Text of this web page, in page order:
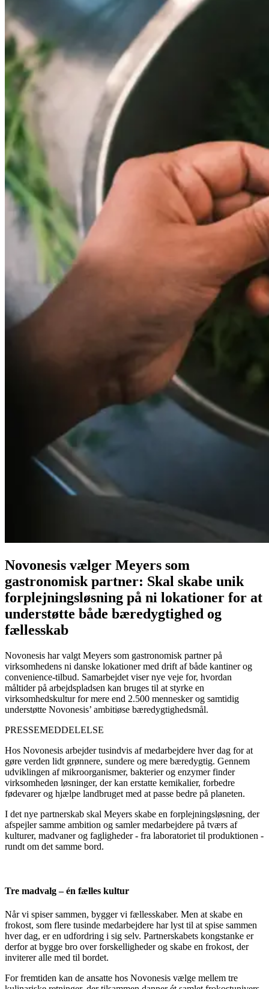
Novonesis vælger Meyers som
gastronomisk partner: Skal skabe unik
forplejningsløsning på ni lokationer for at
understøtte både bæredygtighed og
fællesskab
Novonesis har valgt Meyers som gastronomisk partner på
virksomhedens ni danske lokationer med drift af både kantiner og
convenience-tilbud. Samarbejdet viser nye veje for, hvordan
måltider på arbejdspladsen kan bruges til at styrke en
virksomhedskultur for mere end 2.500 mennesker og samtidig
understøtte Novonesis’ ambitiøse bæredygtighedsmål.
PRESSEMEDDELELSE
Hos Novonesis arbejder tusindvis af medarbejdere hver dag for at
gøre verden lidt grønnere, sundere og mere bæredygtig. Gennem
udviklingen af mikroorganismer, bakterier og enzymer finder
virksomheden løsninger, der kan erstatte kemikalier, forbedre
fødevarer og hjælpe landbruget med at passe bedre på planeten.
I det nye partnerskab skal Meyers skabe en forplejningsløsning, der
afspejler samme ambition og samler medarbejdere på tværs af
kulturer, madvaner og fagligheder - fra laboratoriet til produktionen -
rundt om det samme bord.
Tre madvalg – én fælles kultur
Når vi spiser sammen, bygger vi fællesskaber. Men at skabe en
frokost, som flere tusinde medarbejdere har lyst til at spise sammen
hver dag, er en udfordring i sig selv. Partnerskabets kongstanke er
derfor at bygge bro over forskelligheder og skabe en frokost, der
inviterer alle med til bordet.
For fremtiden kan de ansatte hos Novonesis vælge mellem tre